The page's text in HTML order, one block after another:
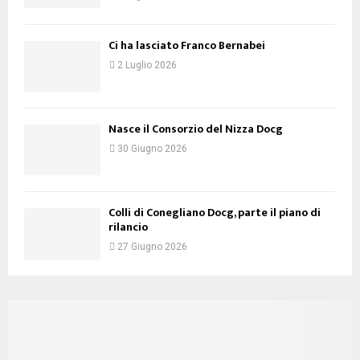
Ci ha lasciato Franco Bernabei
2 Luglio 2026
Nasce il Consorzio del Nizza Docg
30 Giugno 2026
Colli di Conegliano Docg, parte il piano di
rilancio
27 Giugno 2026